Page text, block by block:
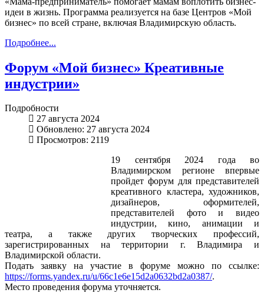
идеи в жизнь. Программа реализуется на базе Центров «Мой
бизнес» по всей стране, включая Владимирскую область.
Подробнее...
Форум «Мой бизнес» Креативные
индустрии»
Подробности
27 августа 2024
Обновлено: 27 августа 2024
Просмотров: 2119
19 сентября 2024 года во
Владимирском регионе впервые
пройдет форум для представителей
креативного кластера, художников,
дизайнеров, оформителей,
представителей фото и видео
индустрии, кино, анимации и
театра, а также других творческих профессий,
зарегистрированных на территории г. Владимира и
Владимирской области.
Подать заявку на участие в форуме можно по ссылке:
https://forms.yandex.ru/u/66c1e6e15d2a0632bd2a0387/.
Место проведения форума уточняется.